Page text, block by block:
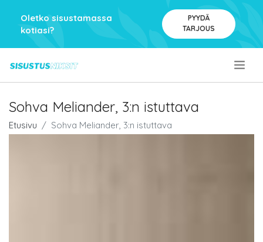
Oletko sisustamassa
kotiasi?
PYYDÄ
TARJOUS
Sohva Meliander, 3:n istuttava
Etusivu Sohva Meliander, 3:n istuttava